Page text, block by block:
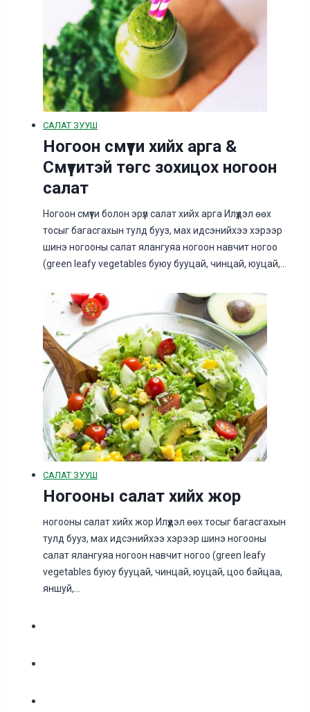
САЛАТ ЗУУШ
Ногоон смүүти хийх арга &
Смүүтитэй төгс зохицох ногоон
салат
Ногоон смүүти болон эрүүл салат хийх арга Илүүдэл өөх
тосыг багасгахын тулд бууз, мах идсэнийхээ хэрээр
шинэ ногооны салат ялангуяа ногоон навчит ногоо
(green leafy vegetables буюу бууцай, чинцай, юуцай,…
САЛАТ ЗУУШ
Ногооны салат хийх жор
ногооны салат хийх жор Илүүдэл өөх тосыг багасгахын
тулд бууз, мах идсэнийхээ хэрээр шинэ ногооны
салат ялангуяа ногоон навчит ногоо (green leafy
vegetables буюу бууцай, чинцай, юуцай, цоо байцаа,
яншуй,…